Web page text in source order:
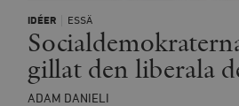
IDÉER ESSÄ
gillat den liberala
ADAM DANIELI